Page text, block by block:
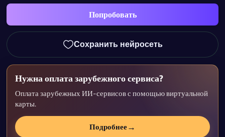
Попробовать
Сохранить нейросеть
Нужна оплата зарубежного сервиса?
Оплата зарубежных ИИ-сервисов с помощью виртуальной
карты.
Подробнее→